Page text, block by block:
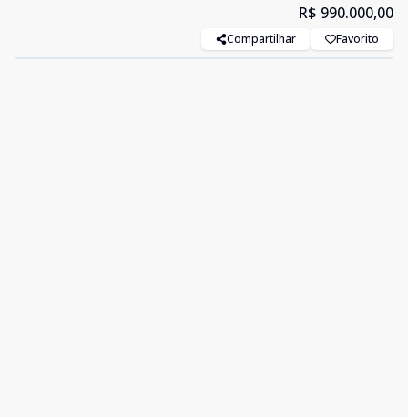
R$ 990.000,00
Compartilhar Favorito